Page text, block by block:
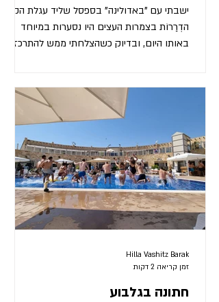
ישבתי עם "באדולינה" בספסל שליד עגלת הקפה.
הדְרַרוֹת בצמרות העצים היו נסערות במיוחד
באותו היום, ובדיוק כשהצלחתי ממש להתרכז
מזמן, הגיעה מישהי, בטייץ ורוד-זוהר ומזרן ביד,
והפרה את המומנט שלי בסיני, "היי, את מוכרת לי,
מאיפה את?" הרמתי ראש, הסתכלתי עליה, לא
מוכרת לי בכלל, ועניתי "אני? אני מפה. ואת?"
"אני? אני משם" וחייכה חיוך מלא (!) שיניים
לבנות. "אבל את מה זה מוכרת לי", התעקשה,
"במה את עוסקת?" אנ
חתונה בגלבוע
Hilla Vashitz Barak
זמן קריאה 2 דקות